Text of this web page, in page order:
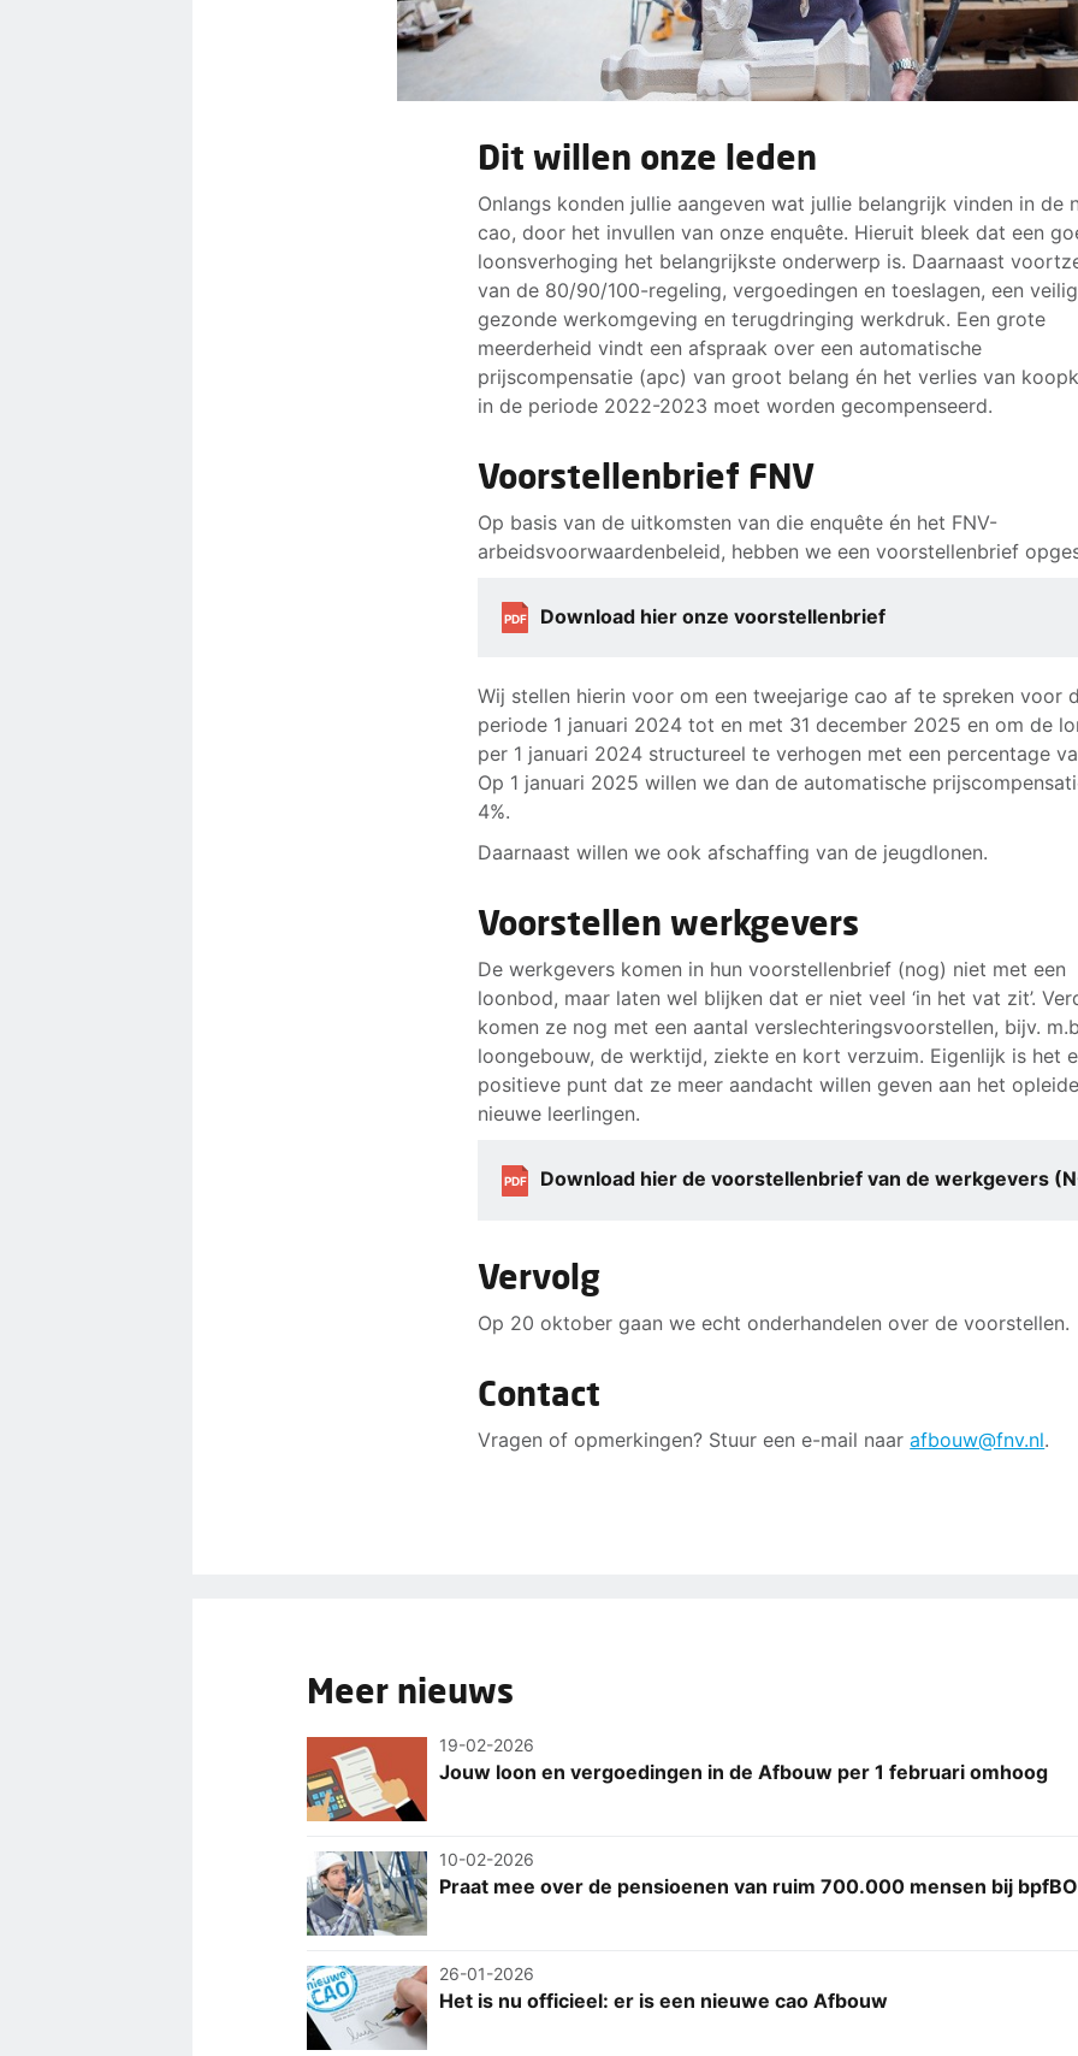
Dit willen onze leden
Onlangs konden jullie aangeven wat jullie belangrijk vinden in de
cao, door het invullen van onze enquête. Hieruit bleek dat een
loonsverhoging het belangrijkste onderwerp is. Daarnaast
van de 80/90/100-regeling, vergoedingen en toeslagen, een
gezonde werkomgeving en terugdringing werkdruk. Een grote
meerderheid vindt een afspraak over een automatische
prijscompensatie (apc) van groot belang én het verlies van
in de periode 2022-2023 moet worden gecompenseerd.
Voorstellenbrief FNV
Op basis van de uitkomsten van die enquête én het FNV-
arbeidsvoorwaardenbeleid, hebben we een voorstellenbrief
PDF Download hier onze voorstellenbrief
Wij stellen hierin voor om een tweejarige cao af te spreken voor
periode 1 januari 2024 tot en met 31 december 2025 en om de
per 1 januari 2024 structureel te verhogen met een percentage
Op 1 januari 2025 willen we dan de automatische
4%.
Daarnaast willen we ook afschaffing van de jeugdlonen.
Voorstellen werkgevers
De werkgevers komen in hun voorstellenbrief (nog) niet met een
loonbod, maar laten wel blijken dat er niet veel ‘in het vat zit’.
komen ze nog met een aantal verslechteringsvoorstellen, bijv.
loongebouw, de werktijd, ziekte en kort verzuim. Eigenlijk is het
positieve punt dat ze meer aandacht willen geven aan het
nieuwe leerlingen.
PDF Download hier de voorstellenbrief van de werkgevers
Vervolg
Op 20 oktober gaan we echt onderhandelen over de voorstellen.
Contact
Vragen of opmerkingen? Stuur een e-mail naarafbouw@fnv.nl.
Meer nieuws
19-02-2026
Jouw loon en vergoedingen in de Afbouw per 1 februari omhoog
10-02-2026
Praat mee over de pensioenen van ruim 700.000 mensen bij
26-01-2026
Het is nu officieel: er is een nieuwe cao Afbouw